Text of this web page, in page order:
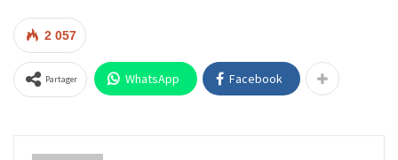
2 057
Partager WhatsApp Facebook